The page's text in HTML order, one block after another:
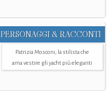
PERSONAGGI & RACCONTI
Patrizia Mosconi, la stilista che
ama vestire gli yacht più eleganti